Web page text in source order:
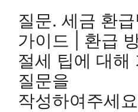
질문. 세금 환
가이드 | 환급
절세 팁에 대해
질문을
작성하여주세